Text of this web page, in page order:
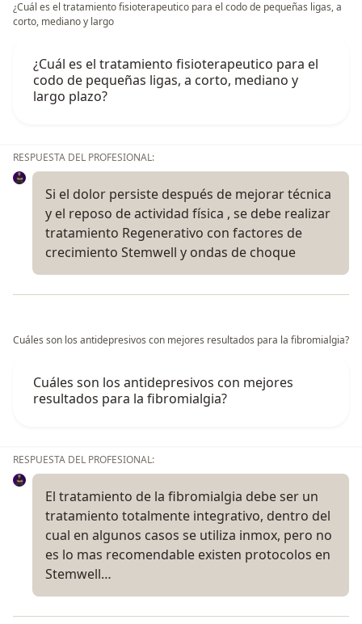
¿Cuál es el tratamiento fisioterapeutico para el codo de pequeñas ligas, a
corto, mediano y largo
¿Cuál es el tratamiento fisioterapeutico para el
codo de pequeñas ligas, a corto, mediano y
largo plazo?
RESPUESTA DEL PROFESIONAL:
Si el dolor persiste después de mejorar técnica
y el reposo de actividad física , se debe realizar
tratamiento Regenerativo con factores de
crecimiento Stemwell y ondas de choque
Cuáles son los antidepresivos con mejores resultados para la fibromialgia?
Cuáles son los antidepresivos con mejores
resultados para la fibromialgia?
RESPUESTA DEL PROFESIONAL:
El tratamiento de la fibromialgia debe ser un
tratamiento totalmente integrativo, dentro del
cual en algunos casos se utiliza inmox, pero no
es lo mas recomendable existen protocolos en
Stemwell…